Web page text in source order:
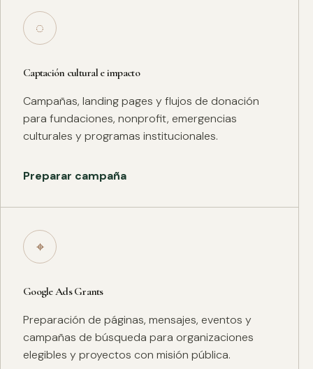
◌
Captación cultural e impacto
Campañas, landing pages y flujos de donación
para fundaciones, nonprofit, emergencias
culturales y programas institucionales.
Preparar campaña
⌖
Google Ads Grants
Preparación de páginas, mensajes, eventos y
campañas de búsqueda para organizaciones
elegibles y proyectos con misión pública.